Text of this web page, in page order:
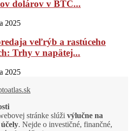
dolárov v BTC...
2025
veľrýb a rastúceho
Trhy v napätej...
2025
stránke slúži výlučne na
. Nejde o investičné, finančné,